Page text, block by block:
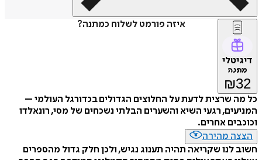
איזה פורמט לשלוח כמתנה?
דיגיטלי
מתנה
₪32
כל מה שרצית לדעת על החלוצים הגדולים בכדורגל העולמי –
המניעים, רגעי השיא והשערים הבלתי נשכחים של מסי, רונאלדו
וכוכבים אחרים.
הצצה מהירה
חשוב לנו שקריאה תהיה תענוג נגיש, ולכן חלק גדול מהספרים